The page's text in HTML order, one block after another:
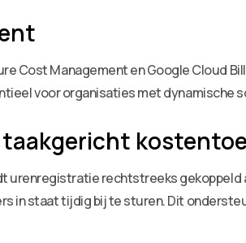
Cost Management en Google Cloud
voor organisaties met dynamische
urenregistratie rechtstreeks
in staat tijdig bij te sturen. Dit